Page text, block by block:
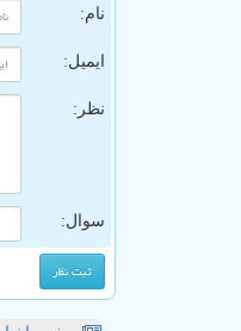
نام:
ایمیل:
نظر:
سوال: